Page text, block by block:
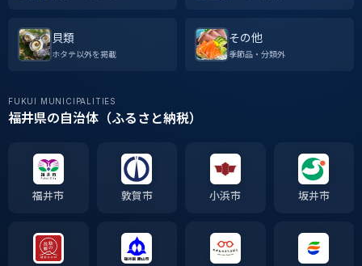
貝類
ホタテ以外を掲載
その他
季節品・分類外
FUKUI MUNICIPALITIES
福井県の自治体（ふるさと納税）
福井市 敦賀市 小浜市 坂井市